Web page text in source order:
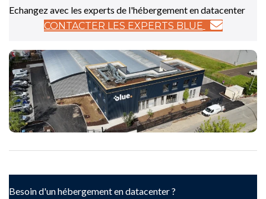
Echangez avec les experts de l'hébergement en datacenter
CONTACTER LES EXPERTS BLUE
Besoin d'un hébergement en datacenter ?